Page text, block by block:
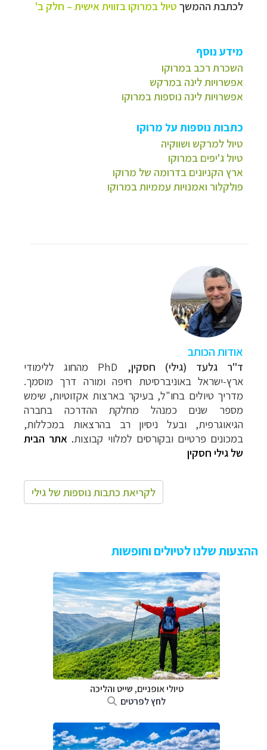
לכתבת ההמשך טיול במרוקו בזווית אישית – חלק ב'
מידע נוסף
השכרת רכב במרוקו
אפשרויות לינה במרקש
אפשרויות לינה נוספות במרוקו
כתבות נוספות על מרוקו
טיול למרקש ושווקיה
טיול ג'יפים במרוקו
ארץ הקניונים בדרומה של מרוקו
פולקלור ואמנויות עממיות במרוקו
אודות הכותב
ד"ר גלעד (גילי) חסקין,
PhD מהחוג ללימודי
ארץ-ישראל באוניברסיטת חיפה ומורה דרך מוסמך.
מדריך טיולים בחו"ל, בעיקר בארצות אקזוטיות, שימש
מספר שנים כמנהל מחלקת ההדרכה בחברה
הגיאוגרפית, ובעל ניסיון רב בהרצאות במכללות,
במכונים פרטיים ובקורסים למלווי קבוצות. אתר הבית
של גילי חסקין
לקריאת כתבות נוספות של גילי
ההצעות שלנו לטיולים וחופשות
טיולי אופניים, שייט והליכה
לחץ לפרטים